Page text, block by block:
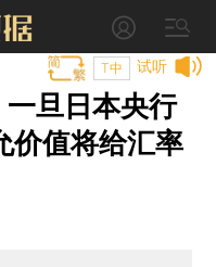
试听
T中
一旦日本央行
价值将给汇率